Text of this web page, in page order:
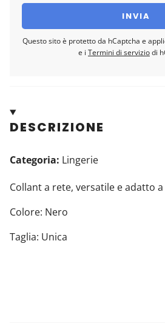
Questo sito è protetto da hCaptcha e
e i Termini di serviziodi
DESCRIZIONE
Categoria: Lingerie
Collant a rete, versatile e adatto
Colore: Nero
Taglia: Unica